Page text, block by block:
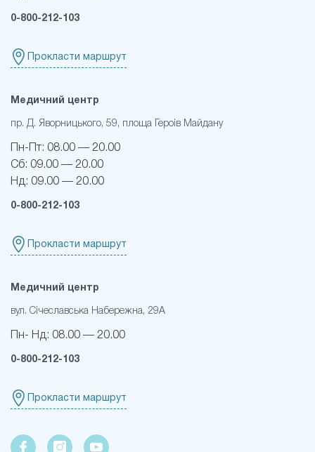
0-800-212-103
Прокласти маршрут
Медичний центр
пр. Д. Яворницького, 59, площа Героів Майдану
Пн-Пт: 08.00 — 20.00
Сб: 09.00 — 20.00
Нд: 09.00 — 20.00
0-800-212-103
Прокласти маршрут
Медичний центр
вул. Січеславська Набережна, 29А
Пн- Нд: 08.00 — 20.00
0-800-212-103
Прокласти маршрут